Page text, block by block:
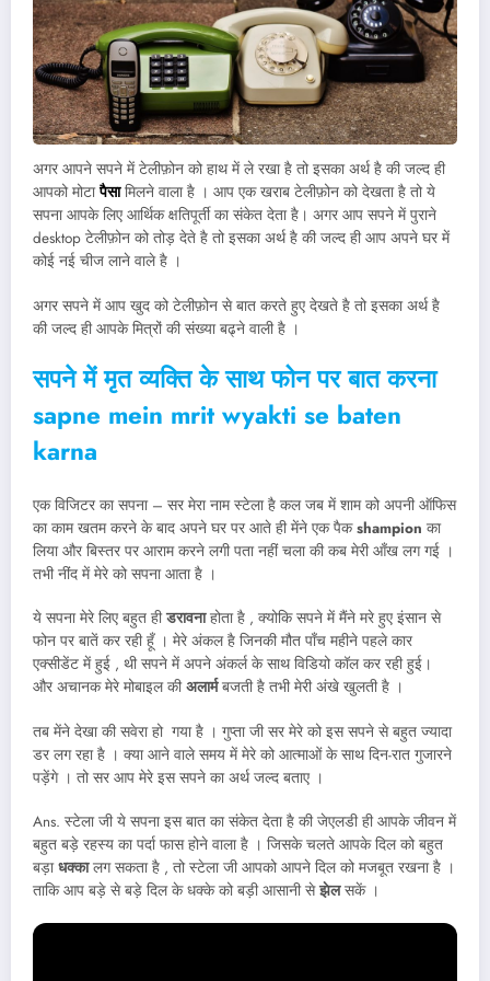
अगर आपने सपने में टेलीफ़ोन को हाथ में ले रखा है तो इसका अर्थ है की जल्द ही
आपको मोटापैसामिलने वाला है । आप एक खराब टेलीफ़ोन को देखता है तो ये
सपना आपके लिए आर्थिक क्षतिपूर्ती का संकेत देता है। अगर आप सपने में पुराने
desktop टेलीफ़ोन को तोड़ देते है तो इसका अर्थ है की जल्द ही आप अपने घर में
कोई नई चीज लाने वाले है ।
अगर सपने में आप खुद को टेलीफ़ोन से बात करते हुए देखते है तो इसका अर्थ है
की जल्द ही आपके मित्रों की संख्या बढ्ने वाली है ।
सपने में मृत व्यक्ति के साथ फोन पर बात करना
sapne mein mrit wyakti se baten
karna
एक विजिटर का सपना – सर मेरा नाम स्टेला है कल जब में शाम को अपनी ऑफिस
का काम खतम करने के बाद अपने घर पर आते ही मेंने एक पैकshampion का
लिया और बिस्तर पर आराम करने लगी पता नहीं चला की कब मेरी आँख लग गई ।
तभी नींद में मेरे को सपना आता है ।
ये सपना मेरे लिए बहुत हीडरावनाहोता है , क्योकि सपने में मैंने मरे हुए इंसान से
फोन पर बातें कर रही हूँ । मेरे अंकल है जिनकी मौत पाँच महीने पहले कार
एक्सीडेंट में हुई , थी सपने में अपने अंकर्ल के साथ विडियो कॉल कर रही हुई।
और अचानक मेरे मोबाइल कीअलार्मबजती है तभी मेरी अंखे खुलती है ।
तब मेंने देखा की सवेरा हो गया है । गुप्ता जी सर मेरे को इस सपने से बहुत ज्यादा
डर लग रहा है । क्या आने वाले समय में मेरे को आत्माओं के साथ दिन-रात गुजारने
पड़ेंगे । तो सर आप मेरे इस सपने का अर्थ जल्द बताए ।
Ans. स्टेला जी ये सपना इस बात का संकेत देता है की जेएलडी ही आपके जीवन में
बहुत बड़े रहस्य का पर्दा फास होने वाला है । जिसके चलते आपके दिल को बहुत
बड़ाधक्कालग सकता है , तो स्टेला जी आपको आपने दिल को मजबूत रखना है ।
ताकि आप बड़े से बड़े दिल के धक्के को बड़ी आसानी सेझेलसकें ।